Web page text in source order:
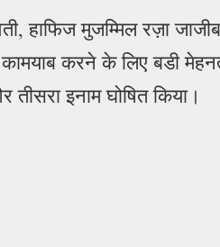
हाफिज मुजम्मिल रज़ा
करने के लिए बडी
इनाम घोषित किया।